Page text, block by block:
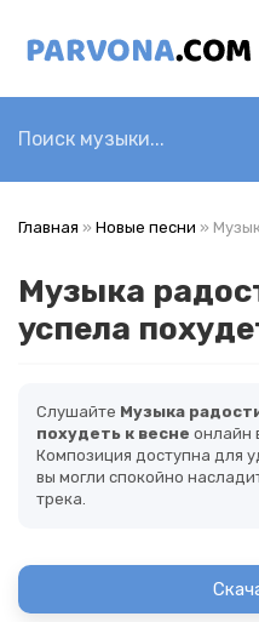
Главная » Новые песни » Музыка
Музыка
успела
Слушайте Музыка
похудеть к весне онлайн
Композиция доступна для
вы могли спокойно
трека.